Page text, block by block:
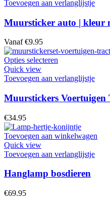
heeft
variaties.
Deze
kan
gekozen
worden
op
de
productpagina
Toevoegen aan verlanglijstje
Muursticker auto | kleur
Vanaf €9.95
Opties selecteren
heeft
variaties.
Deze
kan
gekozen
worden
op
de
productpagina
Quick view
Toevoegen aan verlanglijstje
Muurstickers Voertuigen
€34.95
Toevoegen aan winkelwagen
Quick view
Toevoegen aan verlanglijstje
Hanglamp bosdieren
€69.95